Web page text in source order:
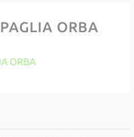
ORBA
ORBA